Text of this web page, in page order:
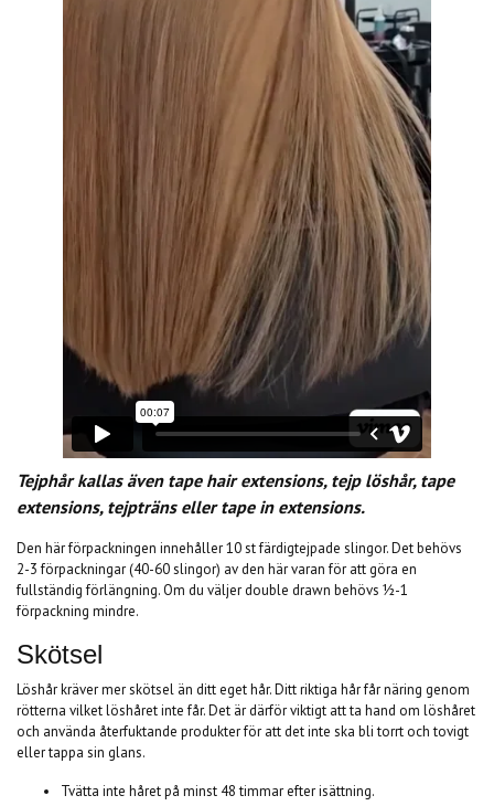
Tejphår kallas även tape hair extensions, tejp löshår, tape
extensions, tejpträns eller tape in extensions.
Den här förpackningen innehåller 10 st färdigtejpade slingor. Det behövs
2-3 förpackningar (40-60 slingor) av den här varan för att göra en
fullständig förlängning. Om du väljer double drawn behövs ½-1
förpackning mindre.
Skötsel
Löshår kräver mer skötsel än ditt eget hår. Ditt riktiga hår får näring genom
rötterna vilket löshåret inte får. Det är därför viktigt att ta hand om löshåret
och använda återfuktande produkter för att det inte ska bli torrt och tovigt
eller tappa sin glans.
Tvätta inte håret på minst 48 timmar efter isättning.